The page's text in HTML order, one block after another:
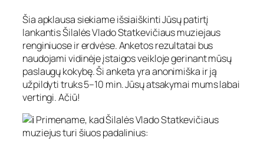
Šia apklausa siekiame išsiaiškinti Jūsų patirtį
lankantis Šilalės Vlado Statkevičiaus muziejaus
renginiuose ir erdvėse. Anketos rezultatai bus
naudojami vidinėje įstaigos veikloje gerinant mūsų
paslaugų kokybę. Ši anketa yra anonimiška ir ją
užpildyti truks 5–10 min. Jūsų atsakymai mums labai
vertingi. Ačiū!
Primename, kad Šilalės Vlado Statkevičiaus
muziejus turi šiuos padalinius: